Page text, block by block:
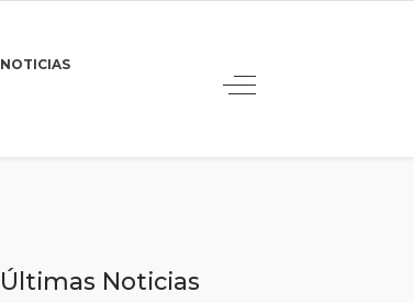
NOTICIAS
Últimas Noticias